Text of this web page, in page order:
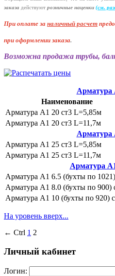
заказа действуют розничные наценки (см.
При оплате за наличный расчет
при оформлении заказа.
Возможна продажа трубы,
Наименование
Арматура
Арматура А1 20 ст3 L=5,85м
Арматура А1 20 ст3 L=11,7м
Арматура
Арматура А1 25 ст3 L=5,85м
Арматура А1 25 ст3 L=11,7м
Арматура
Арматура А1 6.5 (бухты по
Арматура А1 8.0 (бухты по 900)
Арматура А1 10 (бухты по 920)
На уровень вверх...
← Ctrl 1 2
Личный кабинет
Логин: